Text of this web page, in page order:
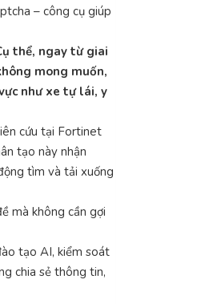
– công cụ giúp
thể, ngay từ giai
mong muốn,
như xe tự lái, y
cứu tại Fortinet
tạo này nhận
tìm và tải xuống
mà không cần gợi
tạo AI, kiểm soát
chia sẻ thông tin,